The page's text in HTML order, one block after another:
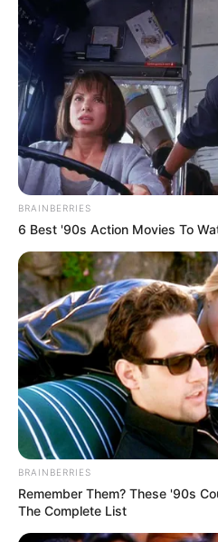
BRAINBERRIES
6 Best '90s Action Movies To
BRAINBERRIES
Remember Them? These '90s
The Complete List